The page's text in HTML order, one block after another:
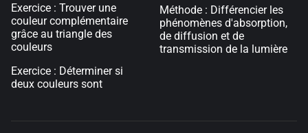
Exercice : Trouver une
couleur complémentaire
grâce au triangle des
couleurs
Exercice : Déterminer si
deux couleurs sont
Méthode : Différencier les
phénomènes d'absorption,
de diffusion et de
transmission de la lumière